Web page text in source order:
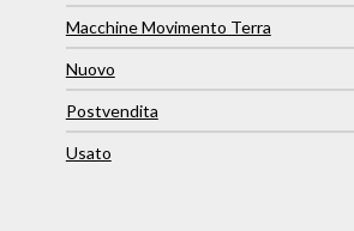
Macchine Movimento Terra
Nuovo
Postvendita
Usato